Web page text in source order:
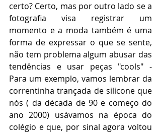
certo? Certo, mas por outro lado se a
fotografia visa registrar um
momento e a moda também é uma
forma de expressar o que se sente,
não tem problema algum abusar das
tendências e usar peças "cools" -
Para um exemplo, vamos lembrar da
correntinha trançada de silicone que
nós ( da década de 90 e começo do
ano 2000) usávamos na época do
colégio e que, por sinal agora voltou